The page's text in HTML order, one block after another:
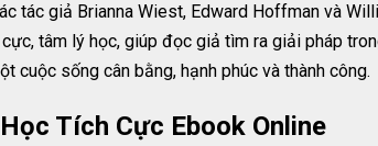
tác giả Brianna Wiest, Edward Hoffman và
tâm lý học, giúp đọc giả tìm ra giải pháp
cuộc sống cân bằng, hạnh phúc và thành công.
Tích Cực Ebook Online